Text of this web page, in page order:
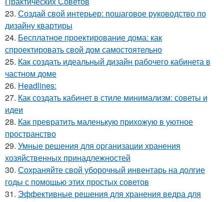
23. Создай свой интерьер: пошаговое руководство по
дизайну квартиры
24. Бесплатное проектирование дома: как
спроектировать свой дом самостоятельно
25. Как создать идеальный дизайн рабочего кабинета в
частном доме
26. Headlines:
27. Как создать кабинет в стиле минимализм: советы и
идеи
28. Как превратить маленькую прихожую в уютное
пространство
29. Умные решения для организации хранения
хозяйственных принадлежностей
30. Сохраняйте свой уборочный инвентарь на долгие
годы с помощью этих простых советов
31. Эффективные решения для хранения ведра для